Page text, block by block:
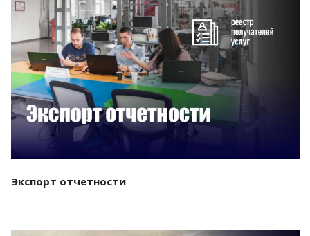
Смотреть проект
Экспорт отчетности